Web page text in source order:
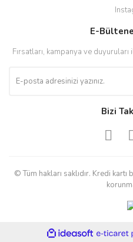
E-
Fırsatları, kampanya ve
Bizi
© Tüm hakları saklıdır. Kredi
ideasoft